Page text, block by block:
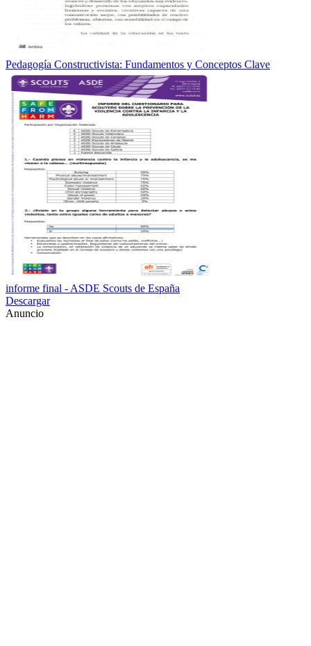
Pedagogía Constructivista: Fundamentos y Conceptos Clave
informe final - ASDE Scouts de España
Descargar
Anuncio